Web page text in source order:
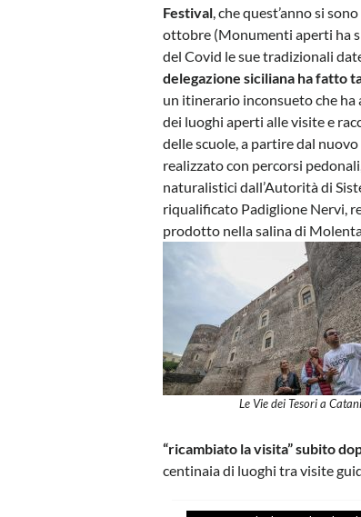
Festival , che quest’anno si
ottobre (Monumenti aperti ha
del Covid le sue tradizionali
delegazione siciliana ha fatto
un itinerario inconsueto che
dei luoghi aperti alle visite e
delle scuole, a partire dal nuovo
realizzato con percorsi
naturalistici dall’Autorità di
riqualificato Padiglione Nervi,
prodotto nella salina di
Le Vie dei Tesori a
“ricambiato la visita” subito
centinaia di luoghi tra visite